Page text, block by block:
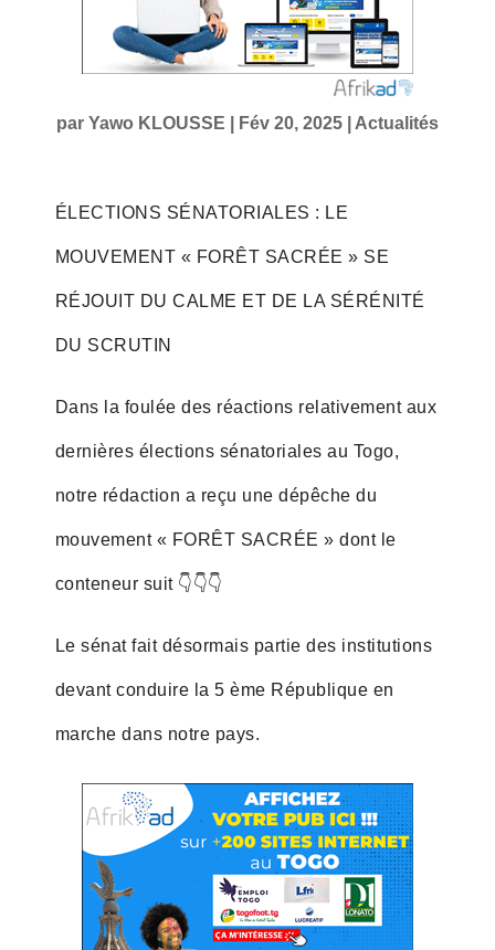
par Yawo KLOUSSE Fév 20, 2025| Actualités
ÉLECTIONS SÉNATORIALES : LE
MOUVEMENT « FORÊT SACRÉE » SE
RÉJOUIT DU CALME ET DE LA SÉRÉNITÉ
DU SCRUTIN
Dans la foulée des réactions relativement aux
dernières élections sénatoriales au Togo,
notre rédaction a reçu une dépêche du
mouvement « FORÊT SACRÉE » dont le
conteneur suit 👇👇👇
Le sénat fait désormais partie des institutions
devant conduire la 5 ème République en
marche dans notre pays.